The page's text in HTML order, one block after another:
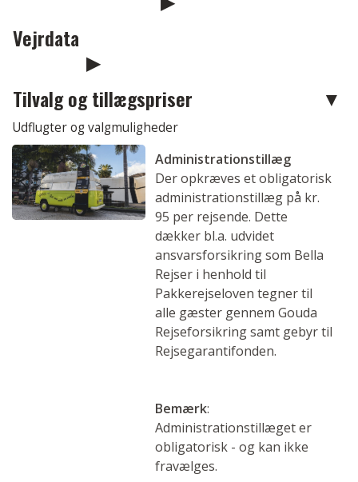
Vejrdata
Tilvalg og tillægspriser
Udflugter og valgmuligheder
Administrationstillæg
Der opkræves et obligatorisk
administrationstillæg på kr.
95 per rejsende. Dette
dækker bl.a. udvidet
ansvarsforsikring som Bella
Rejser i henhold til
Pakkerejseloven tegner til
alle gæster gennem Gouda
Rejseforsikring samt gebyr til
Rejsegarantifonden.
Bemærk:
Administrationstillæget er
obligatorisk - og kan ikke
fravælges.